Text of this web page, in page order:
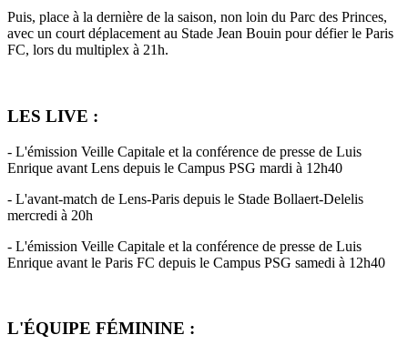
Puis, place à la dernière de la saison, non loin du Parc des Princes,
avec un court déplacement au Stade Jean Bouin pour défier le Paris
FC, lors du multiplex à 21h.
LES LIVE :
- L'émission Veille Capitale et la conférence de presse de Luis
Enrique avant Lens depuis le Campus PSG mardi à 12h40
- L'avant-match de Lens-Paris depuis le Stade Bollaert-Delelis
mercredi à 20h
- L'émission Veille Capitale et la conférence de presse de Luis
Enrique avant le Paris FC depuis le Campus PSG samedi à 12h40
L'ÉQUIPE FÉMININE :